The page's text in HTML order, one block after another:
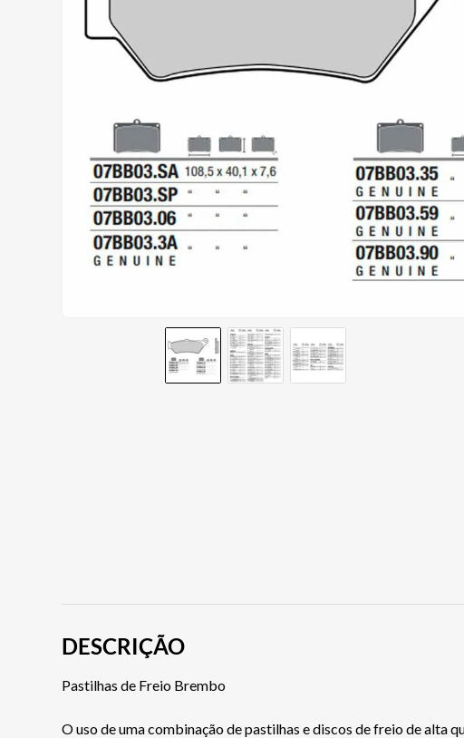
DESCRIÇÃO
Pastilhas de Freio Brembo
O uso de uma combinação de pastilhas e discos de freio de alta